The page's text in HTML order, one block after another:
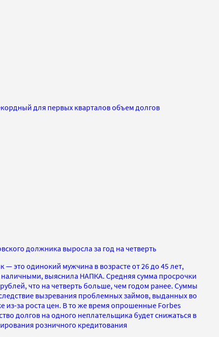
для первых кварталов объем долгов
должника выросла за год на четверть
это одинокий мужчина в возрасте от 26 до 45 лет,
наличными, выяснила НАПКА. Средняя сумма просрочки
что на четверть больше, чем годом ранее. Суммы
вызревания проблемных займов, выданных во
из-за роста цен. В то же время опрошенные Forbes
долгов на одного неплательщика будет снижаться в
розничного кредитования